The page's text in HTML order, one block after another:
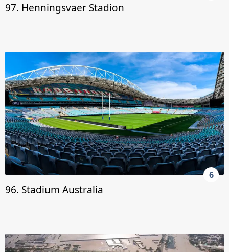
97. Henningsvaer Stadion
6
96. Stadium Australia